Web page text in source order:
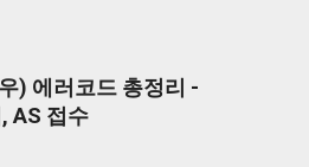
) 에러코드 총정리 -
AS 접수